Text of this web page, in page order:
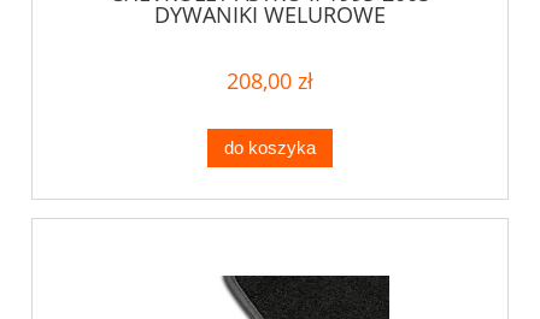
DYWANIKI WELUROWE
208,00 zł
do koszyka